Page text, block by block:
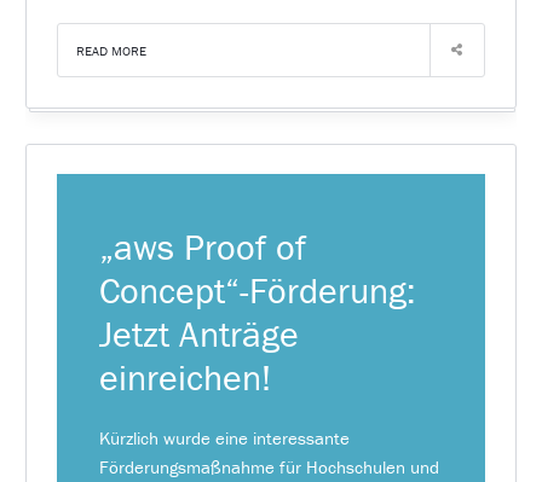
READ MORE
„aws Proof of
Concept“-Förderung:
Jetzt Anträge
einreichen!
Kürzlich wurde eine interessante
Förderungsmaßnahme für Hochschulen und